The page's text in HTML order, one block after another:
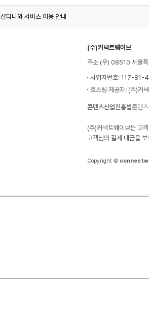
샵다나와 서비스 이용 안내
(주)커넥트웨이브
주소 (우) 08510 서울
사업자번호: 117-81-
호스팅 제공자: (주)커
콘텐츠산업진흥법콘텐
(주)커넥트웨이브는 고
고객님의 결제 대금을
Copyright ©